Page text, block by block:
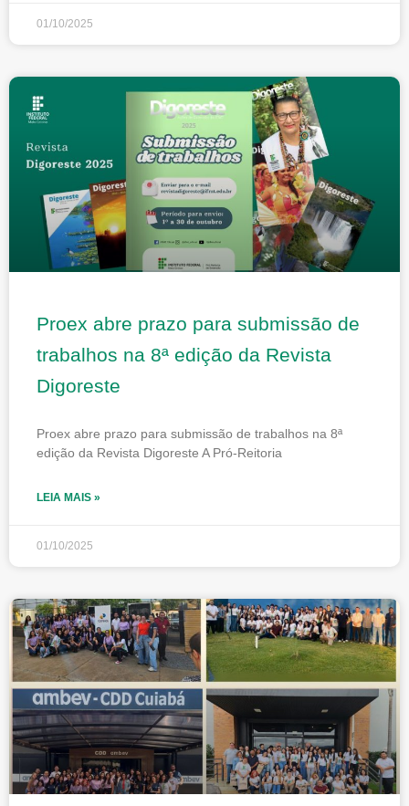
01/10/2025
Proex abre prazo para submissão de
trabalhos na 8ª edição da Revista
Digoreste
Proex abre prazo para submissão de trabalhos na 8ª
edição da Revista Digoreste A Pró-Reitoria
LEIA MAIS »
01/10/2025